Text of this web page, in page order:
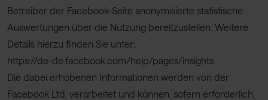
Betreiber der Facebook-Seite anonymisierte statistische
Auswertungen über die Nutzung bereitzustellen. Weitere
Details hierzu finden Sie unter:
https://de-de.facebook.com/help/pages/insights
Die dabei erhobenen Informationen werden von der
Facebook Ltd. verarbeitet und können, sofern erforderlich,